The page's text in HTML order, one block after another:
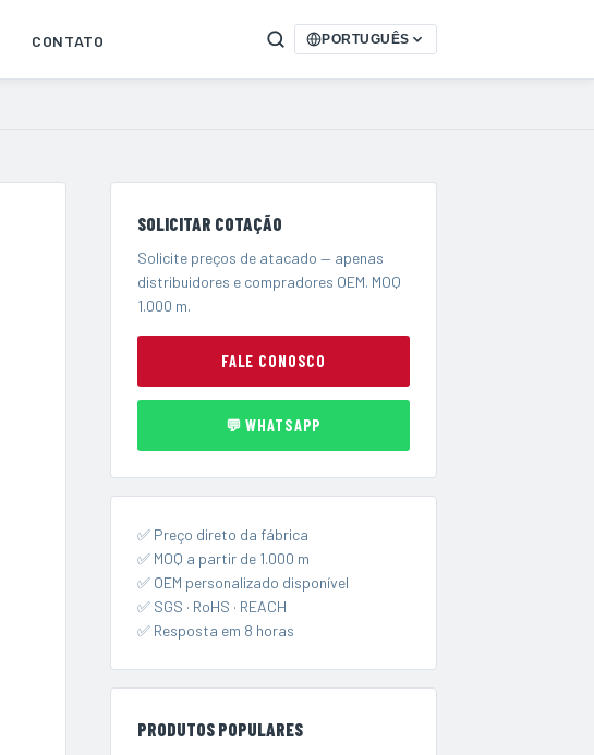
CONTATO PORTUGUÊS
SOLICITAR COTAÇÃO
Solicite preços de atacado — apenas
distribuidores e compradores OEM. MOQ
1.000 m.
FALE CONOSCO
💬 WHATSAPP
✅ Preço direto da fábrica
✅ MOQ a partir de 1.000 m
✅ OEM personalizado disponível
✅ SGS · RoHS · REACH
✅ Resposta em 8 horas
PRODUTOS POPULARES